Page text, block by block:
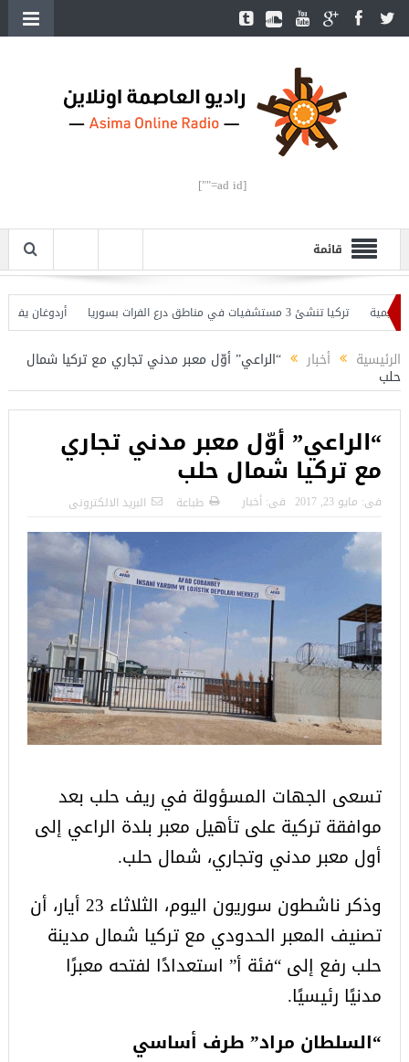
[ad id=""]
قائمة
تركيا تنشئ 3 مستشفيات في مناطق درع الفرات بسوريا
أردوغان يفتتح
الرئيسية أخبار “الراعي” أوّل معبر مدني تجاري مع تركيا شمال
حلب
“الراعي” أوّل معبر مدني تجاري
مع تركيا شمال حلب
فى: مايو 23, 2017 فى: أخبار طباعة البريد الالكترونى
تسعى الجهات المسؤولة في ريف حلب بعد
موافقة تركية على تأهيل معبر بلدة الراعي إلى
أول معبر مدني وتجاري، شمال حلب.
وذكر ناشطون سوريون اليوم، الثلاثاء 23 أيار، أن
تصنيف المعبر الحدودي مع تركيا شمال مدينة
حلب رفع إلى “فئة أ” استعدادًا لفتحه معبرًا
مدنيًا رئيسيًا.
“السلطان مراد” طرف أساسي